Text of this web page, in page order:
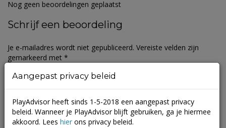
Nog geen beoordelingen geplaatst
Schrijf een beoordeling
Je e-mailadres wordt niet gepubliceerd. Vereiste velden zijn
gemarkeerd met *
Aangepast privacy beleid
PlayAdvisor heeft sinds 1-5-2018 een aangepast privacy
beleid. Wanneer je PlayAdvisor blijft gebruiken, ga je hiermee
akkoord. Lees hier ons privacy beleid.